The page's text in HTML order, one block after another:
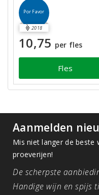
Por Favor
2018
10,75 per fles
Fles
Aanmelden
Mis niet langer de beste
proeverijen!
De scherpste
Handige wijn en spijs